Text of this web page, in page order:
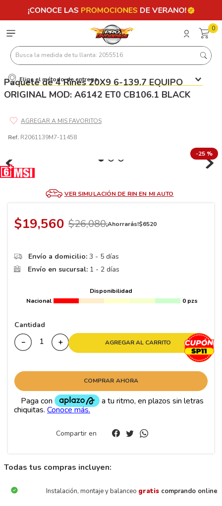
0
Busca la medida de tu llanta: 2055516
Elige el método de entrega
Paquete de 4 Rines 20X9 6-139.7 EQUIPO
ORIGINAL MOD: A6142 ET0 CB106.1 BLACK
Ref. R2061139M7-11458
-25 %
VER SIMULACIÓN DE RIN EN MI AUTO
$19,560 $26,080¡Ahorrarás!$6520
Envío a domicilio: 3 - 5 días
Envío en sucursal: 1 - 2 días
Disponibilidad
Nacional
0 pzs
Cantidad
＋
－ AGREGAR AL CARRITO
COMPRAR AHORA
Compartir en
Todas tus compras incluyen:
Instalación, montaje y balanceo gratis comprando online
Términos más buscados
8.195 65 15
10.
265